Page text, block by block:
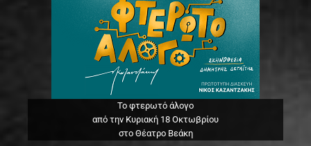
Το φτερωτό άλογο
από την Κυριακή 18 Οκτωβρίου
στο Θέατρο Βεάκη